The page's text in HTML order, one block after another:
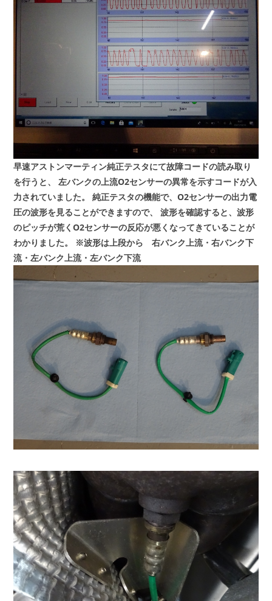
早速アストンマーティン純正テスタにて故障コードの読み取り
を行うと、
左バンクの上流O2センサーの異常を示すコードが入
力されていました。
純正テスタの機能で、O2センサーの出力電
圧の波形を見ることができますので、
波形を確認すると、波形
のピッチが荒くO2センサーの反応が悪くなってきていることが
わかりました。
※波形は上段から 右バンク上流・右バンク下
流・左バンク上流・左バンク下流